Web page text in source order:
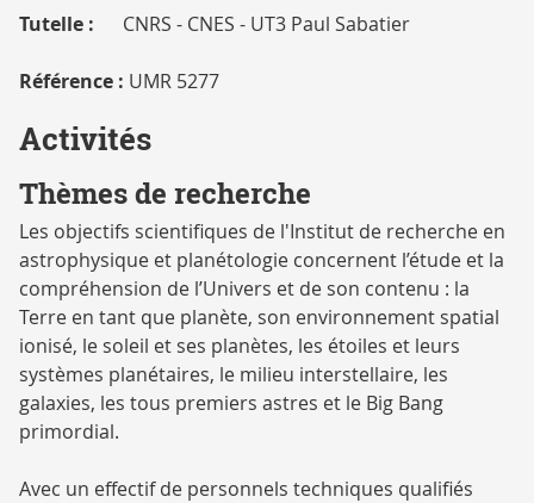
Tutelle : CNRS - CNES - UT3 Paul Sabatier
Référence : UMR 5277
Activités
Thèmes de recherche
Les objectifs scientifiques de l'Institut de recherche en
astrophysique et planétologie concernent l’étude et la
compréhension de l’Univers et de son contenu : la
Terre en tant que planète, son environnement spatial
ionisé, le soleil et ses planètes, les étoiles et leurs
systèmes planétaires, le milieu interstellaire, les
galaxies, les tous premiers astres et le Big Bang
primordial.
Avec un effectif de personnels techniques qualifiés